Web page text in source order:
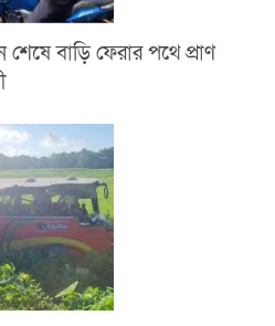
শেষে বাড়ি ফেরার পথে প্রাণ